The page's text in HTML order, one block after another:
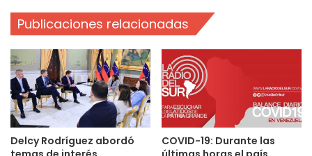
Publicaciones relacionadas
Delcy Rodríguez abordó
COVID-19: Durante las